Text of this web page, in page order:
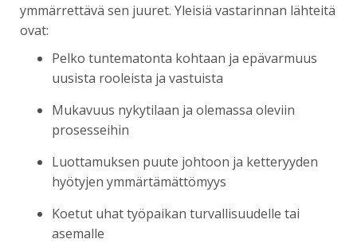
ymmärrettävä sen juuret. Yleisiä vastarinnan lähteitä
ovat:
Pelko tuntematonta kohtaan ja epävarmuus
uusista rooleista ja vastuista
Mukavuus nykytilaan ja olemassa oleviin
prosesseihin
Luottamuksen puute johtoon ja ketteryyden
hyötyjen ymmärtämättömyys
Koetut uhat työpaikan turvallisuudelle tai
asemalle